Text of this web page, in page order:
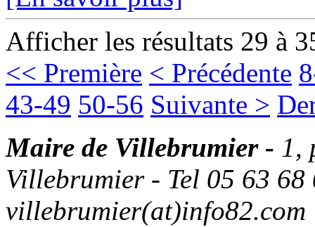
Afficher les résultats 29 à
<< Première < Précédente
43-49 50-56 Suivante >
Maire de Villebrumier - 1,
Villebrumier - Tel 05 63
villebrumier(at)info82.com